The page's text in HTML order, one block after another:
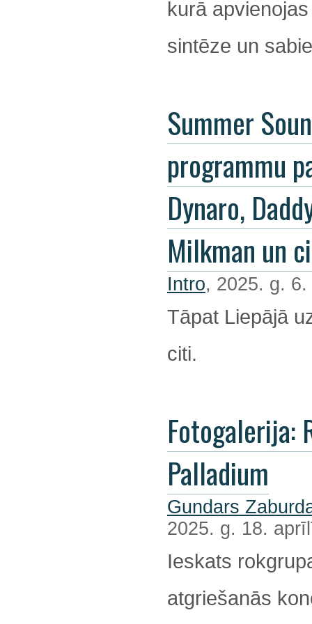
kurā
sintēze un
Summer
programmu
Dynaro,
Milkman un
Intro, 2025. g. 6.
Tāpat Liepājā
citi.
Fotogalerija:
Palladium
Gundars
2025. g. 18.
Ieskats
atgriešanās